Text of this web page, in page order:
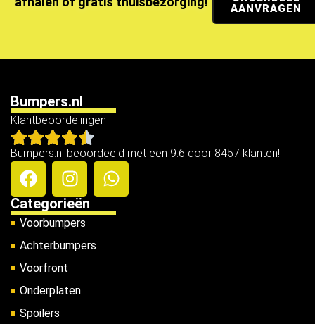
AANVRAGEN
Bumpers.nl
Klantbeoordelingen
Bumpers.nl beoordeeld met een 9.6 door 8457 klanten!
Categorieën
Voorbumpers
Achterbumpers
Voorfront
Onderplaten
Spoilers